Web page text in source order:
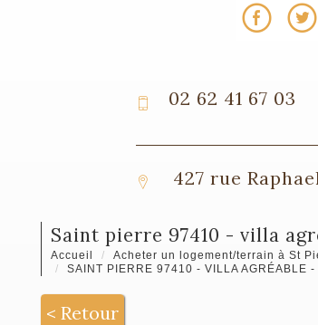
02 62 41 67 03
427 rue
saint pierre 97410 - villa
Accueil Acheter un logement/terrain à St
SAINT PIERRE 97410 - VILLA AGRÉABLE
< Retour